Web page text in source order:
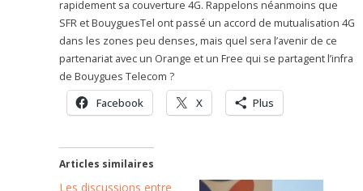
rapidement sa couverture 4G. Rappelons néanmoins que
SFR et BouyguesTel ont passé un accord de mutualisation 4G
dans les zones peu denses, mais quel sera l’avenir de ce
partenariat avec un Orange et un Free qui se partagent l’infra
de Bouygues Telecom ?
Facebook X Plus
Articles similaires
Les discussions entre